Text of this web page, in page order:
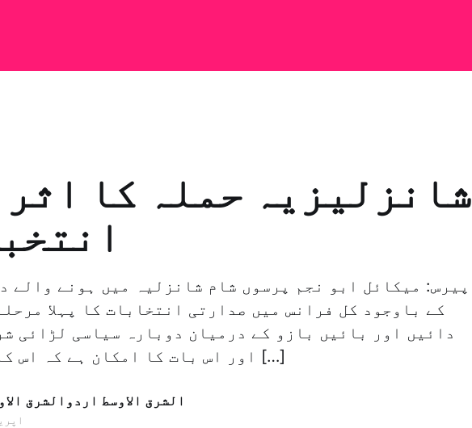
شانزلیزیہ حملہ کا
پیرس: میکائل ابو نجم پرسوں شام شانزلیہ میں ہونے والے
کے باوجود کل فرانس میں صدارتی انتخابات کا پہلا
دائیں اور بائیں بازو کے درمیان دوبارہ سیاسی لڑائی
اور اس بات کا امکان ہے کہ اس کا ووٹ پر کافی […]
الشرق الاوسط اردوالشرق
22 اپریل